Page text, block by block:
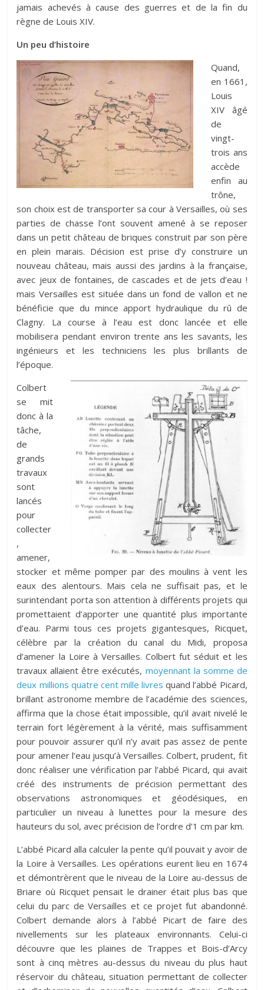
jamais achevés à cause des guerres et de la fin du
règne de Louis XIV.
Un peu d’histoire
Quand,
en 1661,
Louis
XIV âgé
de
vingt-
trois ans
accède
enfin au
trône,
son choix est de transporter sa cour à Versailles, où ses
parties de chasse l’ont souvent amené à se reposer
dans un petit château de briques construit par son père
en plein marais. Décision est prise d’y construire un
nouveau château, mais aussi des jardins à la française,
avec jeux de fontaines, de cascades et de jets d’eau !
mais Versailles est située dans un fond de vallon et ne
bénéficie que du mince apport hydraulique du rû de
Clagny. La course à l’eau est donc lancée et elle
mobilisera pendant environ trente ans les savants, les
ingénieurs et les techniciens les plus brillants de
l’époque.
Colbert
se mit
donc à la
tâche,
de
grands
travaux
sont
lancés
pour
collecter
,
amener,
stocker et même pomper par des moulins à vent les
eaux des alentours. Mais cela ne suffisait pas, et le
surintendant porta son attention à différents projets qui
promettaient d’apporter une quantité plus importante
d’eau. Parmi tous ces projets gigantesques, Ricquet,
célèbre par la création du canal du Midi, proposa
d’amener la Loire à Versailles. Colbert fut séduit et les
travaux allaient être exécutés, moyennant la somme de
deux millions quatre cent mille livres quand l’abbé Picard,
brillant astronome membre de l’académie des sciences,
affirma que la chose était impossible, qu’il avait nivelé le
terrain fort légèrement à la vérité, mais suffisamment
pour pouvoir assurer qu’il n’y avait pas assez de pente
pour amener l’eau jusqu’à Versailles. Colbert, prudent, fit
donc réaliser une vérification par l’abbé Picard, qui avait
créé des instruments de précision permettant des
observations astronomiques et géodésiques, en
particulier un niveau à lunettes pour la mesure des
hauteurs du sol, avec précision de l’ordre d’1 cm par km.
L’abbé Picard alla calculer la pente qu’il pouvait y avoir de
la Loire à Versailles. Les opérations eurent lieu en 1674
et démontrèrent que le niveau de la Loire au-dessus de
Briare où Ricquet pensait le drainer était plus bas que
celui du parc de Versailles et ce projet fut abandonné.
Colbert demande alors à l’abbé Picart de faire des
nivellements sur les plateaux environnants. Celui-ci
découvre que les plaines de Trappes et Bois-d’Arcy
sont à cinq mètres au-dessus du niveau du plus haut
réservoir du château, situation permettant de collecter